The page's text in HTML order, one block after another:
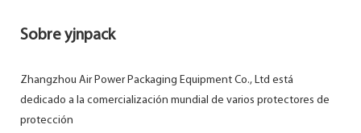
Sobre yjnpack
Zhangzhou Air Power Packaging Equipment Co., Ltd está
dedicado a la comercialización mundial de varios protectores de
protección